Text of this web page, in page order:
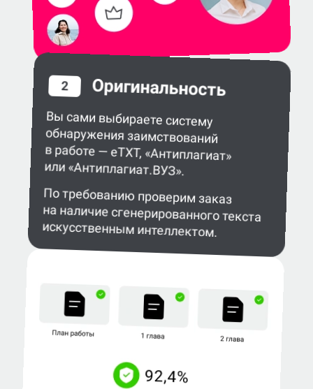
2 Оригинальность
Вы сами выбираете систему
обнаружения заимствований
в работе — eTXT, «Антиплагиат»
или «Антиплагиат.ВУЗ».
По требованию проверим заказ
на наличие сгенерированного текста
искусственным интеллектом.